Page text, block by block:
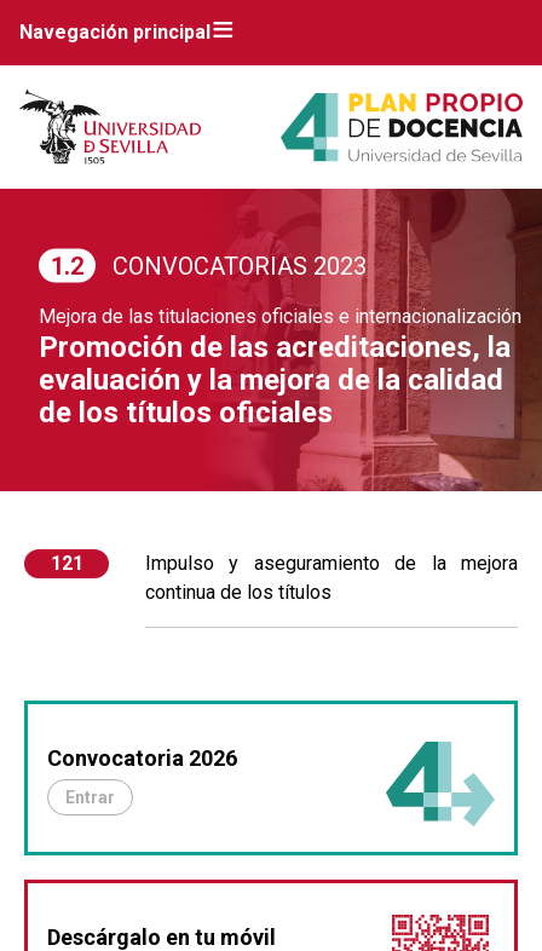
Navegación principal
1.2 CONVOCATORIAS 2023
Mejora de las titulaciones oficiales e internacionalización
Promoción de las acreditaciones, la
evaluación y la mejora de la calidad
de los títulos oficiales
121
Impulso y aseguramiento de la mejora
continua de los títulos
Convocatoria 2026
Entrar
Descárgalo en tu móvil